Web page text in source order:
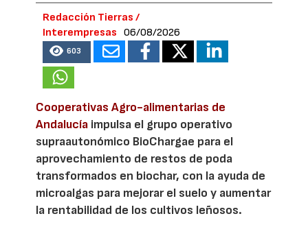
Redacción Tierras /
Interempresas
06/08/2026
603
Cooperativas Agro-alimentarias de
Andalucía impulsa el grupo operativo
supraautonómico BioChargae para el
aprovechamiento de restos de poda
transformados en biochar, con la ayuda de
microalgas para mejorar el suelo y aumentar
la rentabilidad de los cultivos leñosos.